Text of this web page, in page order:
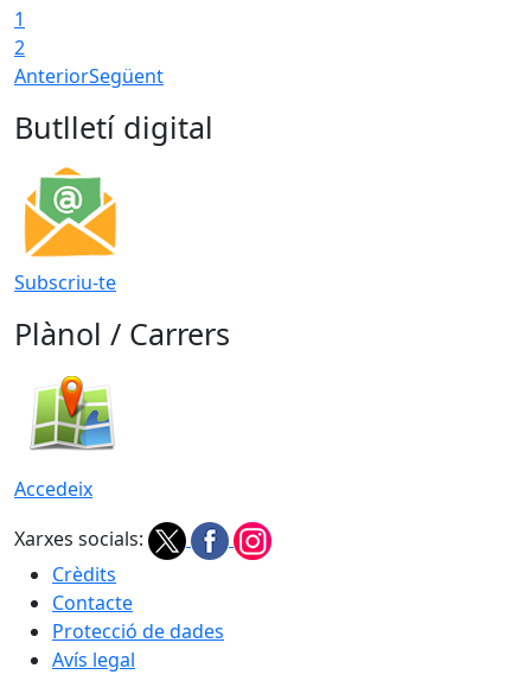
1
2
AnteriorSegüent
Butlletí digital
Subscriu-te
Plànol / Carrers
Accedeix
Xarxes socials:
Crèdits
Contacte
Protecció de dades
Avís legal